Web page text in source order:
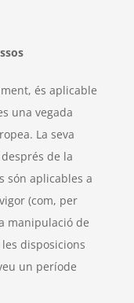
és aplicable
una vegada
La seva
de la
són aplicables a
(com, per
manipulació de
disposicions
un període